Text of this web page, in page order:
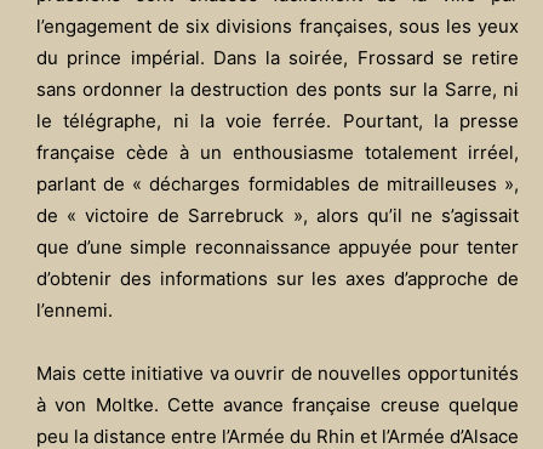
l’engagement de six divisions françaises, sous les yeux
du prince impérial. Dans la soirée, Frossard se retire
sans ordonner la destruction des ponts sur la Sarre, ni
le télégraphe, ni la voie ferrée. Pourtant, la presse
française cède à un enthousiasme totalement irréel,
parlant de « décharges formidables de mitrailleuses »,
de « victoire de Sarrebruck », alors qu’il ne s’agissait
que d’une simple reconnaissance appuyée pour tenter
d’obtenir des informations sur les axes d’approche de
l’ennemi.
Mais cette initiative va ouvrir de nouvelles opportunités
à von Moltke. Cette avance française creuse quelque
peu la distance entre l’Armée du Rhin et l’Armée d’Alsace